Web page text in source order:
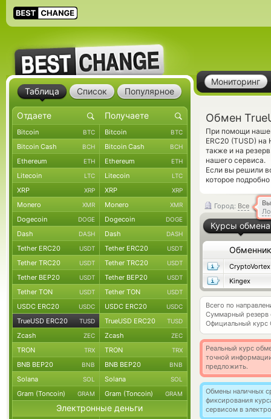
Мониторинг
Обмен
При помощи
ERC20 (TUSD)
также и на
нашего сервиса.
Если вы решили
которое
Город: Все
Курсы обмена
Обменник
CryptoVortex
Kingex
Всего по
Суммарный резерв
Официальный курс
Реальный курс
точной
предложить.
Обмены наличных
фиксирования
сервисом в
Таблица Список Популярное
Bitcoin BTC Bitcoin BTC
Bitcoin Cash BCH Bitcoin Cash BCH
Ethereum ETH Ethereum ETH
Litecoin LTC Litecoin LTC
XRP XRP XRP XRP
Monero XMR Monero XMR
Dogecoin DOGE Dogecoin DOGE
Dash DASH Dash DASH
Tether ERC20 USDT Tether ERC20 USDT
Tether TRC20 USDT Tether TRC20 USDT
Tether BEP20 USDT Tether BEP20 USDT
Tether TON USDT Tether TON USDT
USDC ERC20 USDC USDC ERC20 USDC
TrueUSD ERC20 TUSD TrueUSD ERC20 TUSD
Zcash ZEC Zcash ZEC
TRON TRX TRON TRX
BNB BEP20 BNB BNB BEP20 BNB
Solana SOL Solana SOL
Gram (Toncoin) GRAM Gram (Toncoin) GRAM
Электронные деньги